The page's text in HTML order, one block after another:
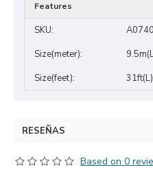
Features
SKU:
Size(meter):
Size(feet):
RESEÑAS
Based on 0